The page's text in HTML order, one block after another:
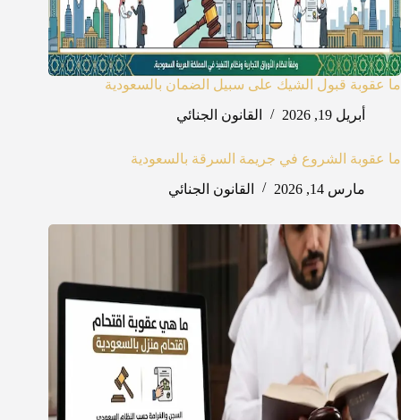
ما عقوبة قبول الشيك على سبيل الضمان بالسعودية
أبريل 19, 2026
القانون الجنائي
ما عقوبة الشروع في جريمة السرقة بالسعودية
مارس 14, 2026
القانون الجنائي